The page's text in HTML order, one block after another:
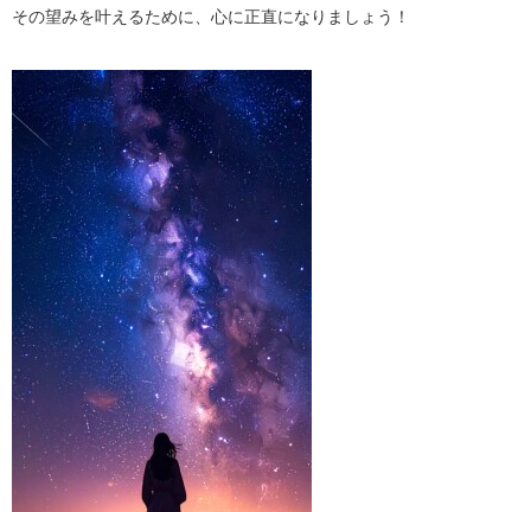
その望みを叶えるために、心に正直になりましょう！